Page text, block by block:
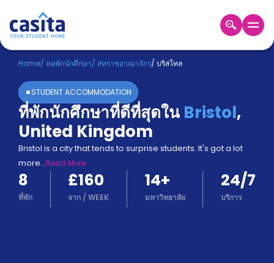
Home TH GBP
เข้าสู่
ระบบ
Booking
Accommodation
About
Blog
Refer
And
Become
Home/ หอพักนักศึกษา/ สหราชอาณาจักร/ บริสโทล
STUDENT ACCOMMODATION
ที่พักนักศึกษาที่ดีที่สุดใน Bristol,
United Kingdom
Bristol is a city that tends to surprise students. It's got a lot
more...Read More
8
ที่พัก
£160
จาก /WEEK
14+
มหาวิทยาลัย
24/7
บริการ